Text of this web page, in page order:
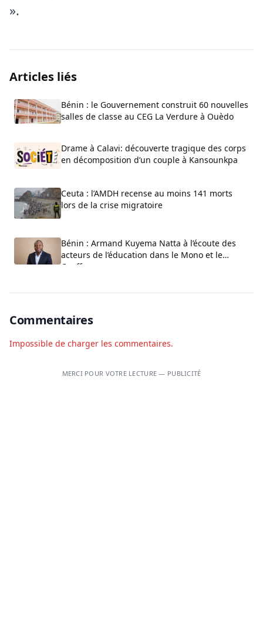
».
Articles liés
Bénin : le Gouvernement construit 60 nouvelles
salles de classe au CEG La Verdure à Ouèdo
Drame à Calavi: découverte tragique des corps
en décomposition d’un couple à Kansounkpa
Ceuta : l’AMDH recense au moins 141 morts
lors de la crise migratoire
Bénin : Armand Kuyema Natta à l’écoute des
acteurs de l’éducation dans le Mono et le
Couffo
Commentaires
Impossible de charger les commentaires.
MERCI POUR VOTRE LECTURE — PUBLICITÉ